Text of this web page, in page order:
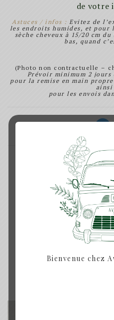
de votre
Astuces / infos : Evitez de
les endroits humides, et pour
sèche cheveux à 15/20 cm
bas, quand
(Photo non contractuelle –
Prévoir minimum 2 jours
pour la remise en main
ainsi
pour les envois
Couronne de fleurs
Produits
Bienvenue chez